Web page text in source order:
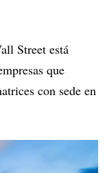
Street está
que
con sede en